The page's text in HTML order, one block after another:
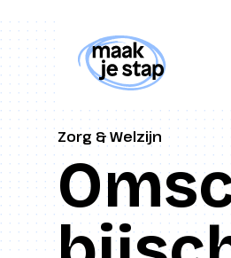
Zorg & Welzijn